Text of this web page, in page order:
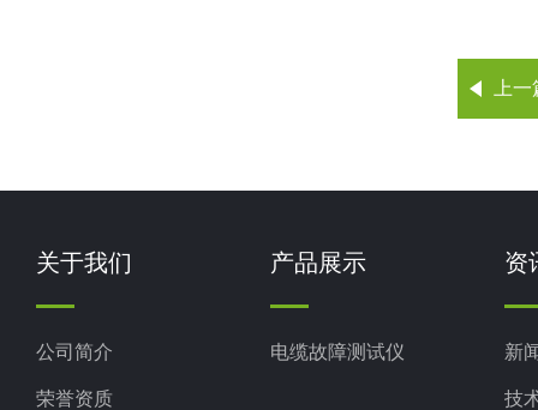
上
关于我们
公司简介
荣誉资质
产品展示
电缆故障测试仪
资
新
技